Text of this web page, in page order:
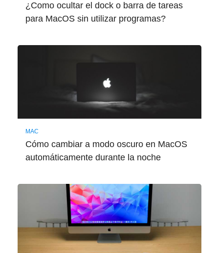
¿Como ocultar el dock o barra de tareas
para MacOS sin utilizar programas?
MAC
Cómo cambiar a modo oscuro en MacOS
automáticamente durante la noche